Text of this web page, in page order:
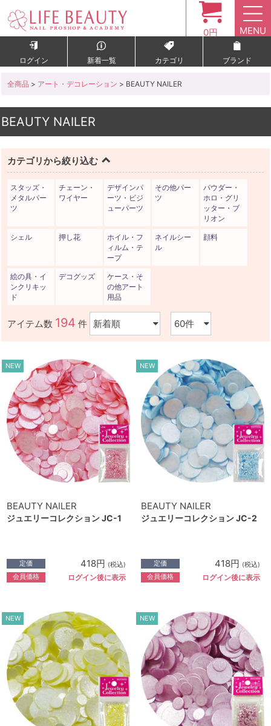
0円 MENU
ログイン 新着一覧 カテゴリ ブランド
全商品 > アート・デコレーション > BEAUTY NAILER
BEAUTY NAILER
カテゴリから絞り込む
スタッズ・
メタルパー
ツ
チェーン・
ワイヤー
デザインパ
ーツ・ビジ
ューパーツ
その他パー
ツ
パウダー・
ホロ・グリ
ッター・ブ
リオン
シェル 押し花
ホイル・フ
ィルム・テ
ープ
ネイルシー
ル
顔料
絵の具・イ
ンクリキッ
ド
デコグッズ
ケース・そ
の他アート
用品
アイテム数 194 件
NEW
BEAUTY NAILER
ジュエリーコレクション JC-1
定価 418円 (税込)
会員価格 ログイン後に表示
NEW
BEAUTY NAILER
ジュエリーコレクション JC-2
定価 418円 (税込)
会員価格 ログイン後に表示
NEW NEW